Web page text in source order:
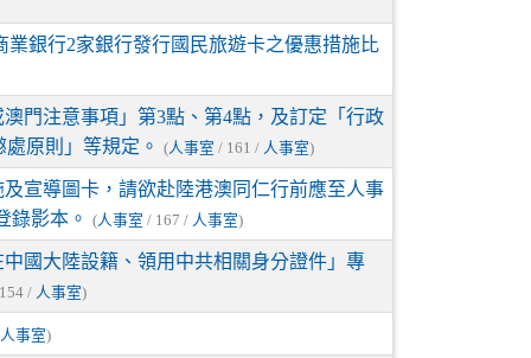
業銀行2家銀行發行國民旅遊卡之優惠措施比
門注意事項」第3點、第4點，及訂定「行政
原則」等規定。
(人事室 / 161 / 人事室)
宣導圖卡，請欲赴陸港澳同仁行前應至人事
錄影本。
(人事室 / 167 / 人事室)
國大陸設籍、領用中共相關身分證件」專
/ 人事室)
人事室)